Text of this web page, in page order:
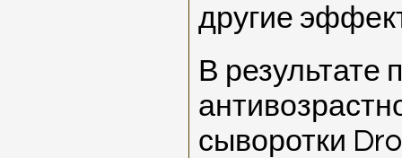
другие
В результате
сыворотки